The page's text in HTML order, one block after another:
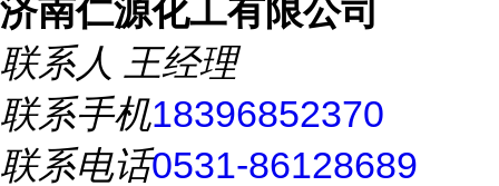
济南仁源化工有限公司
联系人 王经理
联系手机18396852370
联系电话0531-86128689